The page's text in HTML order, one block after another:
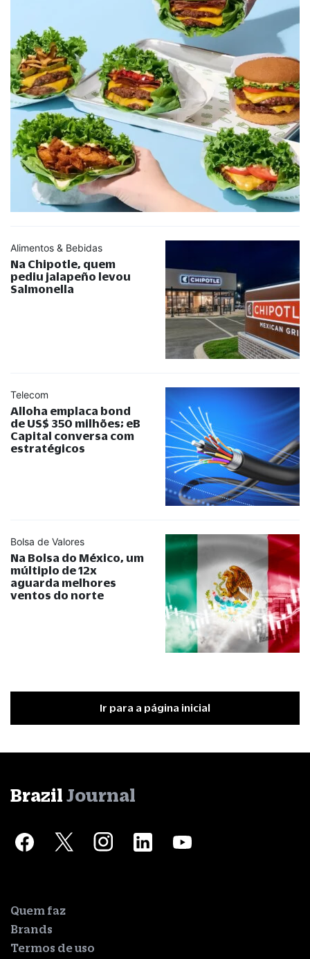
Alimentos & Bebidas
Na Chipotle, quem
pediu jalapeño levou
Salmonella
Telecom
Alloha emplaca bond
de US$ 350 milhões; eB
Capital conversa com
estratégicos
Bolsa de Valores
Na Bolsa do México, um
múltiplo de 12x
aguarda melhores
ventos do norte
Ir para a página inicial
Brazil Journal
Quem faz
Brands
Termos de uso